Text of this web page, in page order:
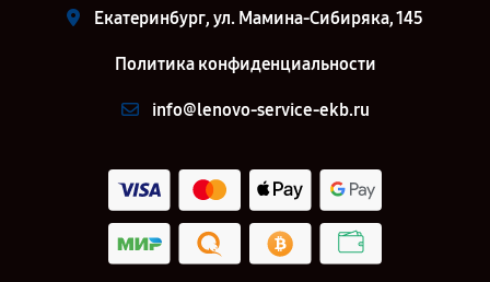
Екатеринбург, ул. Мамина-Сибиряка, 145
Политика конфиденциальности
info@lenovo-service-ekb.ru